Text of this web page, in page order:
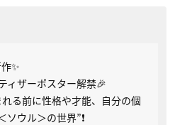
✨
ィザーポスター解禁🎉
る前に性格や才能、自分の個
ウル＞の世界”❗️